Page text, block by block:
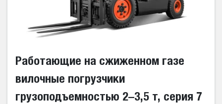
Работающие на сжиженном газе
вилочные погрузчики
грузоподъемностью 2–3,5 т, серия 7